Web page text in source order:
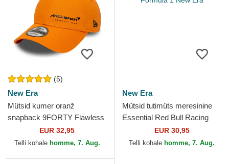
(5)
New Era
Mütsid kumer oranž
snapback 9FORTY Flawless
McLaren Racing Formula 1
New Era
EUR 32,95
Telli kohale homme, 7. Aug.
New Era
Mütsid tutimüts meresinine
Essential Red Bull Racing
Formula 1 New Era
EUR 30,95
Telli kohale homme, 7. Aug.